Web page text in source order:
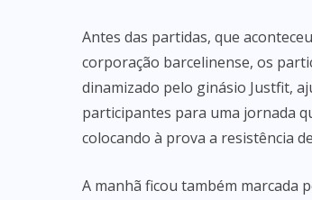
Antes das partidas, que
corporação barcelinense, os
dinamizado pelo ginásio Justfit,
participantes para uma jornada
colocando à prova a resistência
A manhã ficou também marcada